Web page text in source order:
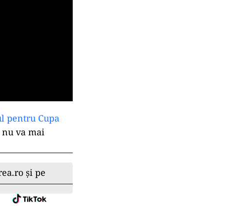
pentru Cupa
va mai
și pe